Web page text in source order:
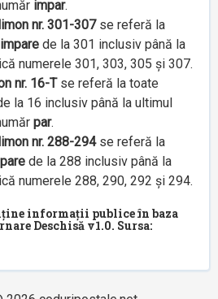
impar.
nr. 301-307se referă la
impare de la 301 inclusiv până la
numerele 301, 303, 305 și 307.
nr. 16-Tse referă la toate
la 16 inclusiv până la ultimul
par.
nr. 288-294se referă la
pare de la 288 inclusiv până la
numerele 288, 290, 292 și 294.
informații publice în baza
Deschisă v1.0. Sursa: